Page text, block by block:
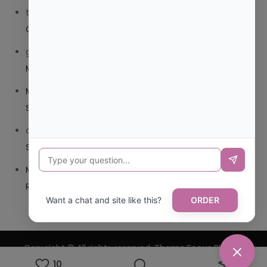
trolls_pipis
O TRIBEDOCE DX?
giovannaservin220
MUNICIPIO?
Mariana Pozo
SANITARIA CANARIA?
carmenharacil
SANITARIA CANARIA?
Mariana Pozoen¿CUAL ES CODIGO POSTAL DE
REPUBLICA DOMINICANA?
Copyright © All rights reserved. Theme Focus Blog by
Creativ Themes
10
Want a chat and site like this? ORDER